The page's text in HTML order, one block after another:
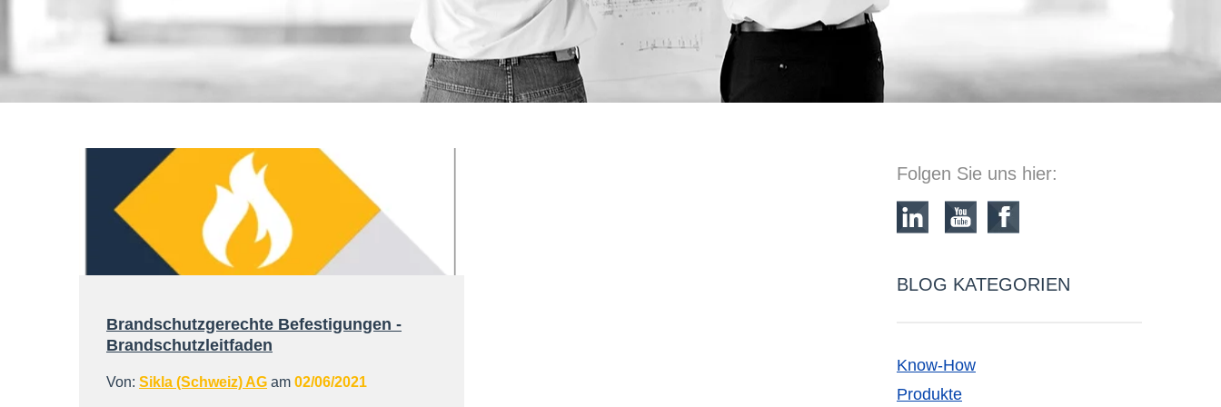
Brandschutzgerechte Befestigungen -
Brandschutzleitfaden
Von: Sikla (Schweiz) AG am 02/06/2021
Folgen Sie uns hier:
BLOG KATEGORIEN
Know-How
Produkte